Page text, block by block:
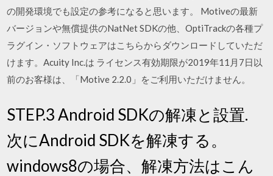
の開発環境でも設定の参考になると思います。 Motiveの最新
バージョンや無償提供のNatNet SDKの他、OptiTrackの各種プ
ラグイン・ソフトウェアはこちらからダウンロードしていただ
けます。Acuity Inc.は ライセンス有効期限が2019年11月7日以
前のお客様は、「Motive 2.2.0」をご利用いただけません。
STEP.3 Android SDKの解凍と設置.
次にAndroid SDKを解凍する。
windows8の場合、解凍方法はこん